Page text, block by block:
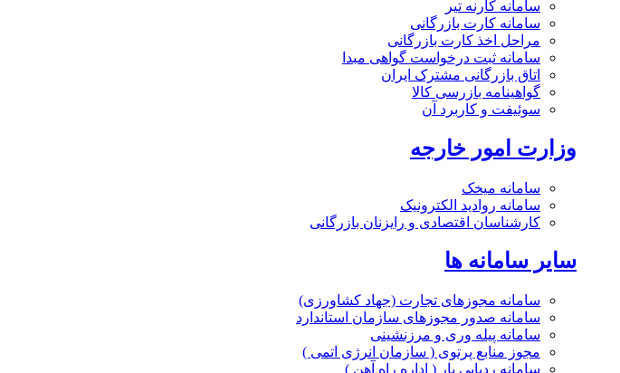
سامانه کارنه تیر
سامانه کارت بازرگانی
مراحل اخذ کارت بازرگانی
سامانه ثبت درخواست گواهی مبدا
اتاق بازرگانی مشترک ایران
گواهینامه بازرسی کالا
سوئیفت و کاربرد آن
وزارت امور خارجه
سامانه میخک
سامانه روادید الکترونیک
کارشناسان اقتصادی و رایزنان بازرگانی
سایر سامانه ها
سامانه مجوزهای تجارت (جهاد کشاورزی)
سامانه صدور مجوزهای سازمان استاندارد
سامانه پیله وری و مرزنشینی
مجوز منابع پرتوی ( سازمان انرژی اتمی )
سامانه ردیابی بار ( اداره راه آهن )